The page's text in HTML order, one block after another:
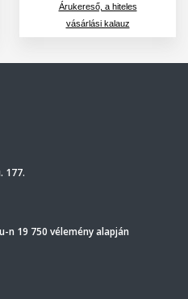
Árukereső, a hiteles
vásárlási kalauz
177.
n 19 750 vélemény alapján